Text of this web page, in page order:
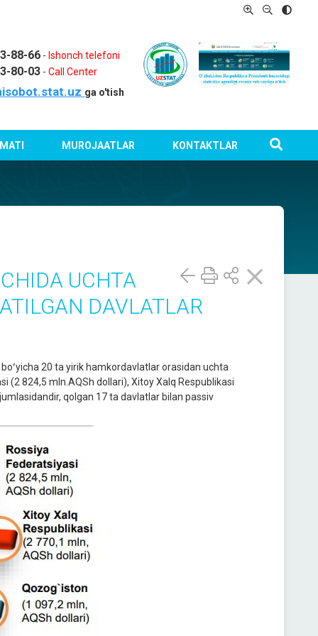
88-66 - Ishonch telefoni
80-03 -Call Center
ga o'tish
MUROJAATLAR KONTAKTLAR
UCHTA
DAVLATLAR
20 ta yirik hamkordavlatlar orasidan uchta
(2 824,5 mln.AQSh dollari), Xitoy Xalq Respublikasi
qolgan 17 ta davlatlar bilan passiv